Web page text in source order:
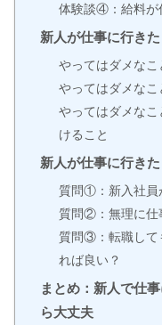
体験談④：給料が
新人が仕事に行き
やってはダメな
やってはダメな
やってはダメな
けること
新人が仕事に行き
質問①：新入社員
質問②：無理に仕
質問③：転職して
れば良い？
まとめ：新人で仕
ら大丈夫